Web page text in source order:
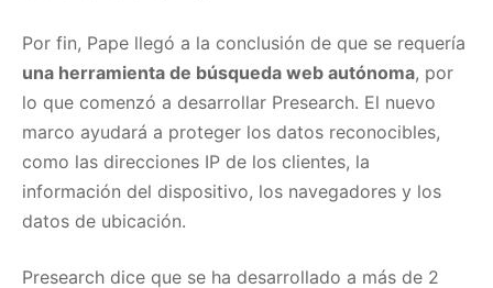
Por fin, Pape llegó a la conclusión de que se requería
una herramienta de búsqueda web autónoma, por
lo que comenzó a desarrollar Presearch. El nuevo
marco ayudará a proteger los datos reconocibles,
como las direcciones IP de los clientes, la
información del dispositivo, los navegadores y los
datos de ubicación.
Presearch dice que se ha desarrollado a más de 2